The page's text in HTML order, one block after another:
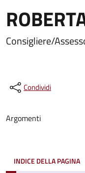
Consigliere/
Condividi
Argomenti
INDICE DELLA PAGINA